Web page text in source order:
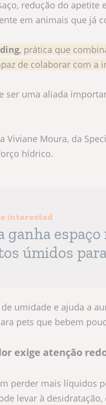
redução do
em animais que já
, prática que
de colaborar com a
ser uma aliada
Viviane Moura, da
hídrico.
interested
ganha
úmidos
umidade e ajuda a
pets que bebem
exige atenção
perder mais líquidos
levar à